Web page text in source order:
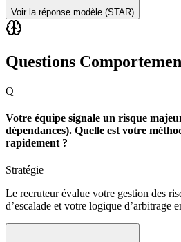
Voir la réponse modèle (STAR)
Questions
Q
Votre équipe signale un risque
dépendances). Quelle est votre
rapidement ?
Stratégie
Le recruteur évalue votre gestion des
d’escalade et votre logique d’arbitrage